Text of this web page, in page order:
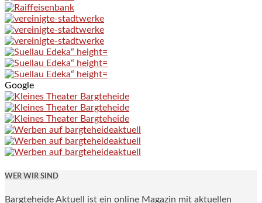
Google
WER WIR SIND
Bargteheide Aktuell ist ein online Magazin mit aktuellen